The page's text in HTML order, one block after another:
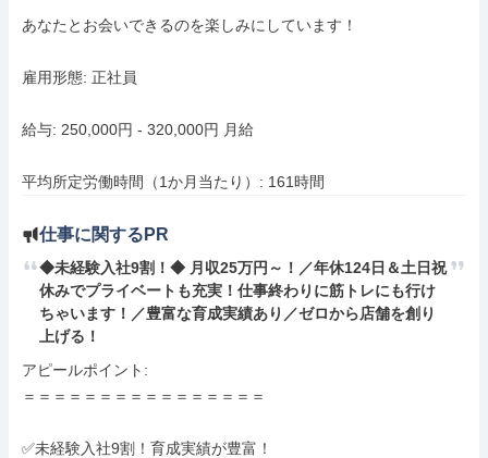
あなたとお会いできるのを楽しみにしています！
雇用形態: 正社員
給与: 250,000円 - 320,000円 月給
平均所定労働時間（1か月当たり）: 161時間
仕事に関するPR
◆未経験入社9割！◆ 月収25万円～！／年休124日＆土日祝
休みでプライベートも充実！仕事終わりに筋トレにも行け
ちゃいます！／豊富な育成実績あり／ゼロから店舗を創り
上げる！
アピールポイント:
＝＝＝＝＝＝＝＝＝＝＝＝＝＝＝＝
✅未経験入社9割！育成実績が豊富！